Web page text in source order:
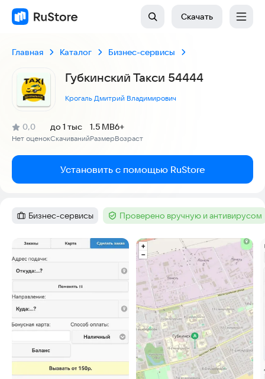
Скачать
Главная Каталог Бизнес-сервисы
Губкинский Такси 54444
Крогаль Дмитрий Владимирович
Рейтинг:
0,0
(
Нет оценок
)
Скачиваний
до 1 тыс
Размер
1.5 MB
Возраст
6+
Установить с помощью RuStore
Категория :
Бизнес-сервисы Тег :Проверено вручную и антивирусом
Скриншоты